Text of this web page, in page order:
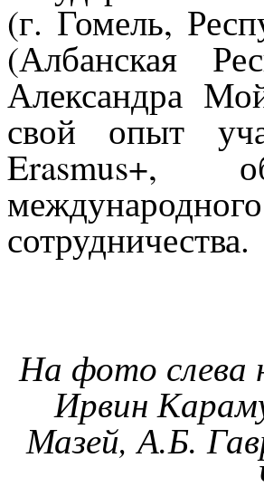
(г. Гомель,
(Албанская
Александра
свой опыт
Erasmus+,
сотрудничества.
На фото слева
Ирвин
Мазей, А.Б.